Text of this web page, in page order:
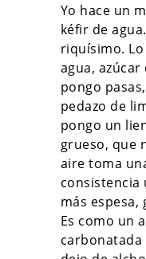
Yo hace un
kéfir de
riquísimo.
agua, azúcar
pongo
pedazo de
pongo un
grueso, que
aire toma
consistencia
más espesa,
Es como un
carbonatada